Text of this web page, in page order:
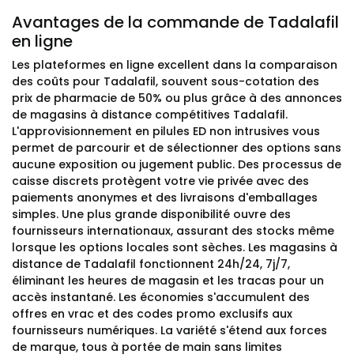
Avantages de la commande de Tadalafil
en ligne
Les plateformes en ligne excellent dans la comparaison
des coûts pour Tadalafil, souvent sous-cotation des
prix de pharmacie de 50% ou plus grâce à des annonces
de magasins à distance compétitives Tadalafil.
L'approvisionnement en pilules ED non intrusives vous
permet de parcourir et de sélectionner des options sans
aucune exposition ou jugement public. Des processus de
caisse discrets protègent votre vie privée avec des
paiements anonymes et des livraisons d'emballages
simples. Une plus grande disponibilité ouvre des
fournisseurs internationaux, assurant des stocks même
lorsque les options locales sont sèches. Les magasins à
distance de Tadalafil fonctionnent 24h/24, 7j/7,
éliminant les heures de magasin et les tracas pour un
accès instantané. Les économies s'accumulent des
offres en vrac et des codes promo exclusifs aux
fournisseurs numériques. La variété s'étend aux forces
de marque, tous à portée de main sans limites